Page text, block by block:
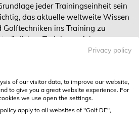
jeder Trainingseinheit sein
das aktuelle weltweite Wissen
ins Training zu
Trainingserfolg
biete ich neben
im kurzen und langen
und Spielanalysen an.
Privacy policy
of our visitor data, to improve our website,
to give you a great website experience. For
we use open the settings.
apply to all websites of "Golf DE",